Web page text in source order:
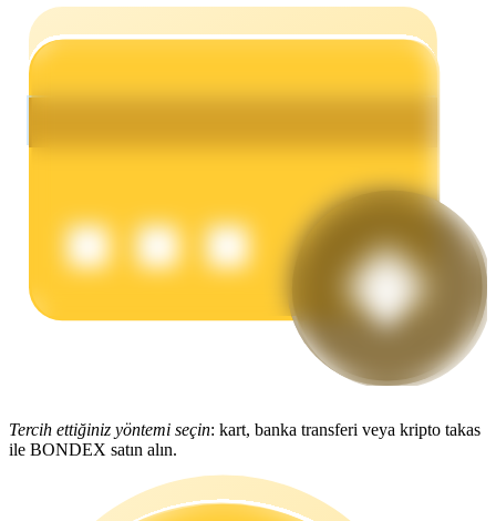
Kazan
Power Piggy
Günlük rekabetçi ödüller kazanın
Tercih ettiğiniz yöntemi seçin: kart, banka transferi veya kripto takas
ile BONDEX satın alın.